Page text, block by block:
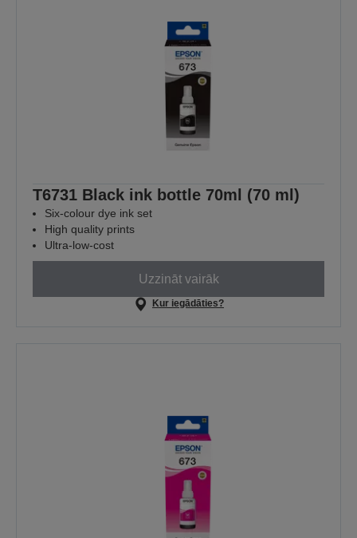
T6731 Black ink bottle 70ml (70 ml)
Six-colour dye ink set
High quality prints
Ultra-low-cost
Uzzināt vairāk
Kur iegādāties?